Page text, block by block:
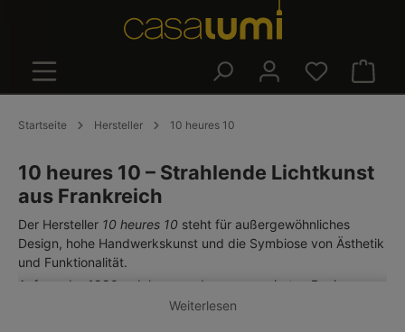
Startseite Hersteller 10 heures 10
10 heures 10 – Strahlende Lichtkunst
aus Frankreich
Der Hersteller 10 heures 10 steht für außergewöhnliches
Design, hohe Handwerkskunst und die Symbiose von Ästhetik
und Funktionalität.
Anfang der 1990er Jahre von dem renommierten Designer
Fabrice Berrux in Frankreich gegründet, widmet sich das
Weiterlesen